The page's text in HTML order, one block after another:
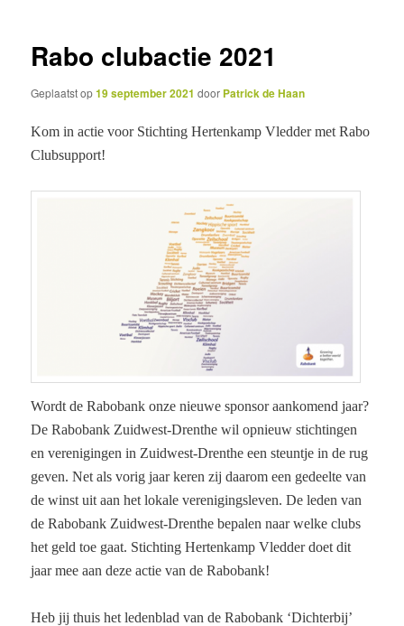
Rabo clubactie 2021
Geplaatst op19 september 2021 door Patrick de Haan
Kom in actie voor Stichting Hertenkamp Vledder met Rabo
Clubsupport!
Wordt de Rabobank onze nieuwe sponsor aankomend jaar?
De Rabobank Zuidwest-Drenthe wil opnieuw stichtingen
en verenigingen in Zuidwest-Drenthe een steuntje in de rug
geven. Net als vorig jaar keren zij daarom een gedeelte van
de winst uit aan het lokale verenigingsleven. De leden van
de Rabobank Zuidwest-Drenthe bepalen naar welke clubs
het geld toe gaat. Stichting Hertenkamp Vledder doet dit
jaar mee aan deze actie van de Rabobank!
Heb jij thuis het ledenblad van de Rabobank ‘Dichterbij’